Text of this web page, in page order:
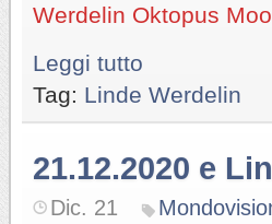
Werdelin Oktopus
Leggi tutto
Tag: Linde Werdelin
21.12.2020 e
Dic. 21